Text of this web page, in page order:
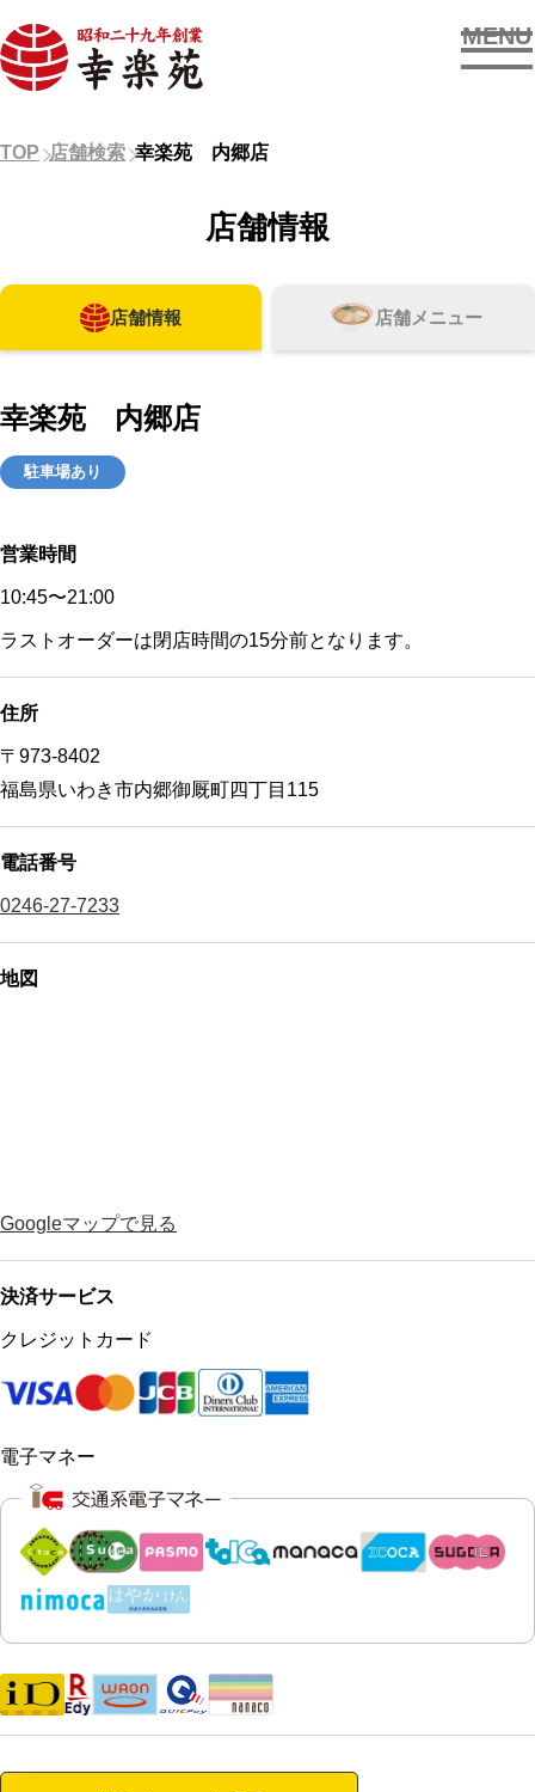
MENU
お店を探す
OUR SUPPORTERS
TOP 店舗検索 幸楽苑 内郷店
店舗情報
店舗情報 店舗メニュー
幸楽苑 内郷店
駐車場あり
営業時間
10:45〜21:00
ラストオーダーは閉店時間の15分前となります。
住所
〒973-8402
福島県いわき市内郷御厩町四丁目115
電話番号
0246-27-7233
地図
Googleマップで見る
決済サービス
クレジットカード
電子マネー